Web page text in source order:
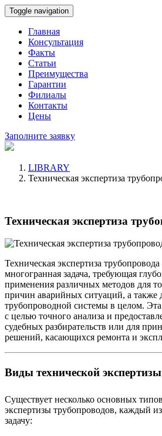
Toggle navigation
Главная
Консультация
Факты
Статьи
Преимущества
Гарантии
Филиалы
Контакты
Цены
Заполните заявку
LIBRARY
Техническая экспертиза
Техническая экспертиза
Техническая экспертиза
многогранная задача, требующая
применения различных методов для
причин аварийных ситуаций, а также
трубопроводной системы в целом.
с целью точного анализа и
судебных разбирательств или для
решений, касающихся ремонта и
Виды технической
Существует несколько основных
экспертизы трубопроводов, каждый
задачу: